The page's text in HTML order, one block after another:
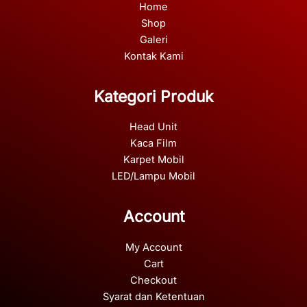
Home
Shop
Galeri
Kontak Kami
Kategori Produk
Head Unit
Kaca Film
Karpet Mobil
LED/Lampu Mobil
Account
My Account
Cart
Checkout
Syarat dan Ketentuan